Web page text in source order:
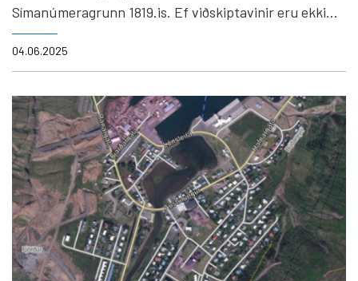
04.06.2025
Símanúmeragrunn 1819.is. Ef viðskiptavinir eru ekki
skráðir með símanúmer eða rétt heimilisfang hjá 1819.is
þá er hægt að senda okkur upplýsingar í gegnum